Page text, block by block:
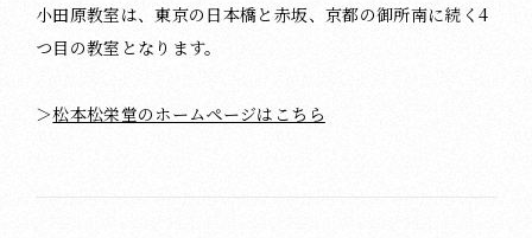
小田原教室は、東京の日本橋と赤坂、京都の御所南に続く4
つ目の教室となります。
＞松本松栄堂のホームページはこちら